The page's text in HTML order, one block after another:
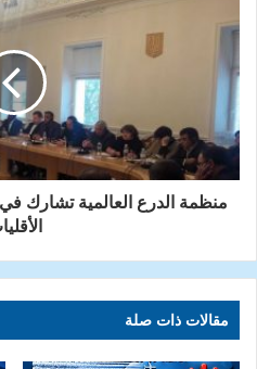
منظمة الدرع العالمية تشارك في
مقالات ذات صلة